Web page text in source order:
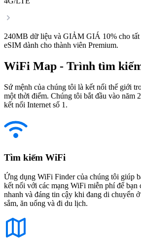
240MB dữ liệu và GIẢM GIÁ 10% cho tất
eSIM dành cho thành viên Premium.
WiFi Map - Trình tìm
Sứ mệnh của chúng tôi là kết nối thế giới
một thời điểm. Chúng tôi bắt đầu vào năm
kết nối Internet số 1.
Tìm kiếm WiFi
Ứng dụng WiFi Finder của chúng tôi giúp
kết nối với các mạng WiFi miễn phí để bạn
nhanh và đáng tin cậy khi đang di chuyển
sắm, ăn uống và đi du lịch.